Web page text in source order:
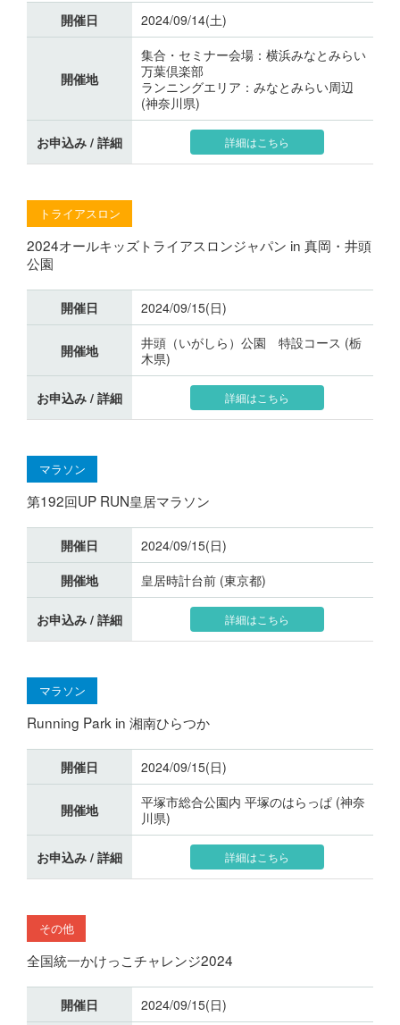
開催日 2024/09/14(土)
開催地
集合・セミナー会場：横浜みなとみらい
万葉倶楽部
ランニングエリア：みなとみらい周辺
(神奈川県)
お申込み / 詳細 詳細はこちら
トライアスロン
2024オールキッズトライアスロンジャパン in 真岡・井頭
公園
開催日 2024/09/15(日)
開催地
井頭（いがしら）公園 特設コース (栃
木県)
お申込み / 詳細 詳細はこちら
マラソン
第192回UP RUN皇居マラソン
開催日
2024/09/15(日)
開催地
皇居時計台前 (東京都)
お申込み / 詳細 詳細はこちら
マラソン
Running Park in 湘南ひらつか
開催日 2024/09/15(日)
開催地
平塚市総合公園内 平塚のはらっぱ (神奈
川県)
お申込み / 詳細 詳細はこちら
その他
全国統一かけっこチャレンジ2024
開催日
2024/09/15(日)